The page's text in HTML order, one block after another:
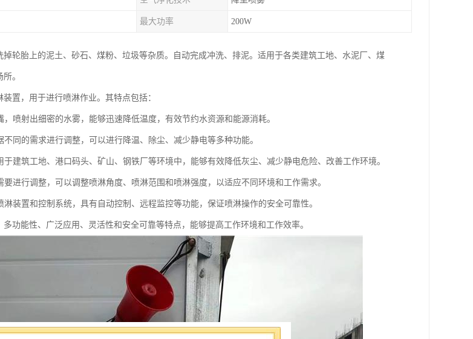
最大功率 200W
轮胎上的泥土、砂石、煤粉、垃圾等杂质。自动完成冲洗、排泥。适用于各类建筑工地、水泥厂、煤
。
置，用于进行喷淋作业。其特点包括：
喷射出细密的水雾，能够迅速降低温度，有效节约水资源和能源消耗。
同的需求进行调整，可以进行降温、除尘、减少静电等多种功能。
建筑工地、港口码头、矿山、钢铁厂等环境中，能够有效降低灰尘、减少静电危险、改善工作环境。
进行调整，可以调整喷淋角度、喷淋范围和喷淋强度，以适应不同环境和工作需求。
装置和控制系统，具有自动控制、远程监控等功能，保证喷淋操作的安全可靠性。
功能性、广泛应用、灵活性和安全可靠等特点，能够提高工作环境和工作效率。